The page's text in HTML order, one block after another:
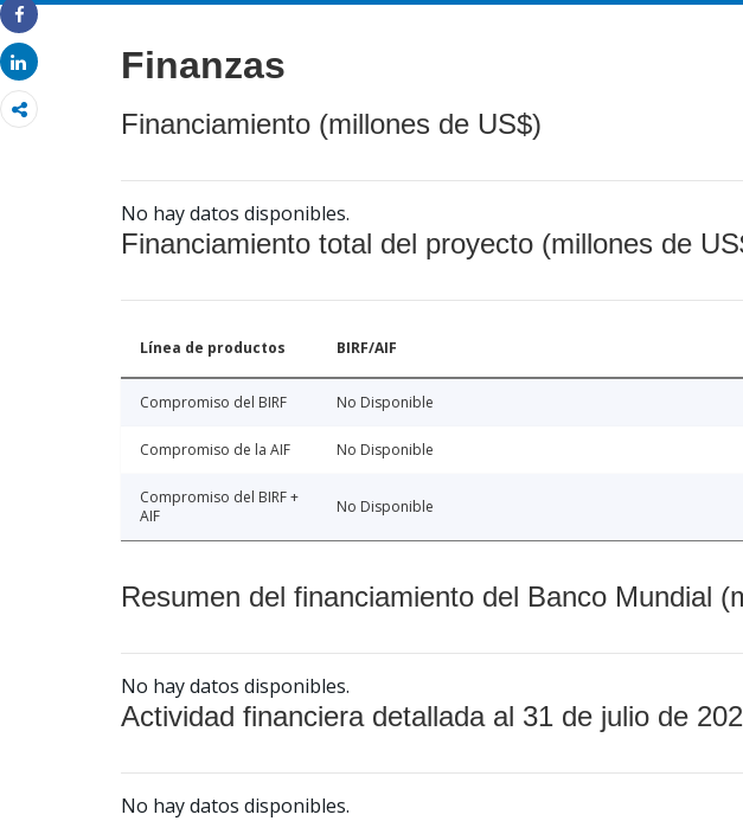
Share
Share
Finanzas
Financiamiento (millones de US$)
No hay datos disponibles.
Financiamiento total del proyecto (millones de
Línea de productos BIRF/AIF
Compromiso del BIRF No Disponible
Compromiso de la AIF No Disponible
Compromiso del BIRF +
AIF
No Disponible
Resumen del financiamiento del Banco Mundial
No hay datos disponibles.
Actividad financiera detallada al 31 de julio de
No hay datos disponibles.